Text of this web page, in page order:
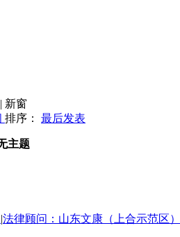
| 新窗
排序： 最后发表
主题
|法律顾问：山东文康（上合示范区